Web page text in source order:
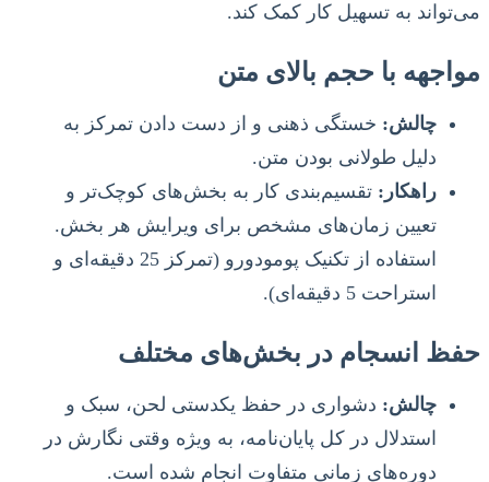
می‌تواند به تسهیل کار کمک کند.
مواجهه با حجم بالای متن
چالش: خستگی ذهنی و از دست دادن تمرکز به
دلیل طولانی بودن متن.
راهکار: تقسیم‌بندی کار به بخش‌های کوچک‌تر و
تعیین زمان‌های مشخص برای ویرایش هر بخش.
استفاده از تکنیک پومودورو (تمرکز 25 دقیقه‌ای و
استراحت 5 دقیقه‌ای).
حفظ انسجام در بخش‌های مختلف
چالش: دشواری در حفظ یکدستی لحن، سبک و
استدلال در کل پایان‌نامه، به ویژه وقتی نگارش در
دوره‌های زمانی متفاوت انجام شده است.